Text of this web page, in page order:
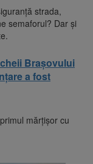
strada,
semaforul? Dar și
Brașovului
a fost
mărțișor cu